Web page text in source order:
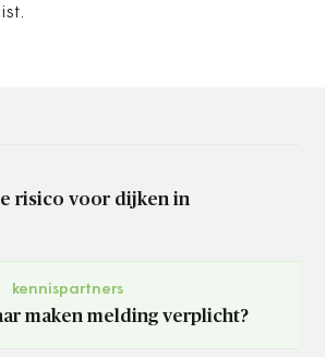
risico voor dijken in
kennispartners
maken melding verplicht?